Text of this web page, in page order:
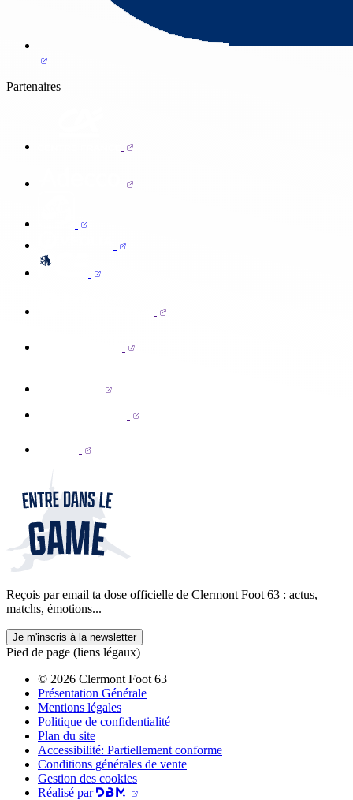
Partenaires
Reçois par email ta dose officielle de Clermont Foot 63 : actus,
matchs, émotions...
Je m'inscris à la newsletter
Pied de page (liens légaux)
© 2026 Clermont Foot 63
Présentation Générale
Mentions légales
Politique de confidentialité
Plan du site
Accessibilité: Partiellement conforme
Conditions générales de vente
Gestion des cookies
Réalisé par